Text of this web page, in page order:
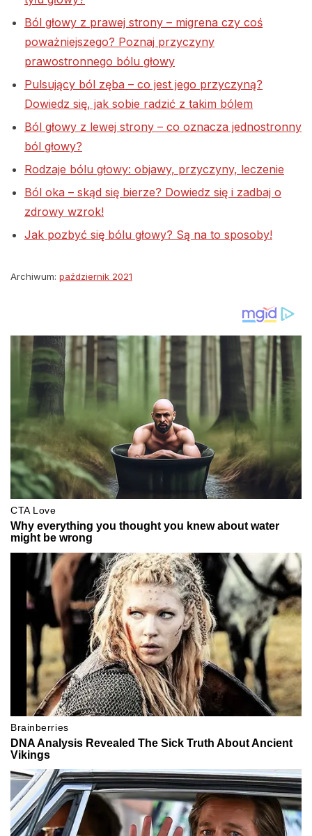
Ból głowy z prawej strony – migrena czy coś
poważniejszego? Poznaj przyczyny
prawostronnego bólu głowy
Pulsujący ból zęba – co jest jego przyczyną?
Dowiedz się, jak sobie radzić z takim bólem
Ból głowy z lewej strony – co oznacza jednostronny
ból głowy?
Rodzaje bólu głowy: objawy, przyczyny, leczenie
Ból oka – skąd się bierze? Dowiedz się i zadbaj o
zdrowy wzrok!
Jak pozbyć się bólu głowy? Są na to sposoby!
Archiwum: październik 2021